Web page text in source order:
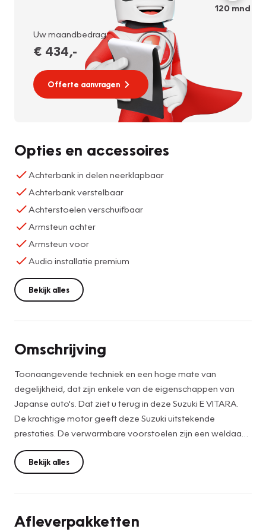
120mnd
Uw maandbedrag:
€ 434,-
Offerte aanvragen
Opties en accessoires
Achterbank in delen neerklapbaar
Achterbank verstelbaar
Achterstoelen verschuifbaar
Armsteun achter
Armsteun voor
Audio installatie premium
Bekijk alles
Omschrijving
Toonaangevende techniek en een hoge mate van
degelijkheid, dat zijn enkele van de eigenschappen van
Japanse auto's. Dat ziet u terug in deze Suzuki E VITARA.
De krachtige motor geeft deze Suzuki uitstekende
prestaties. De verwarmbare voorstoelen zijn een weldaad
voor rug en schouders. Het glazen panoramadak laat meer
licht binnen in het interieur en zorgt voor een magnifiek
uitzicht naar buiten. Bij deze Suzuki E VITARA is aan alles
onder meer LED koplampen, warmtewerend glas,
Bekijk alles
Afleverpakketten